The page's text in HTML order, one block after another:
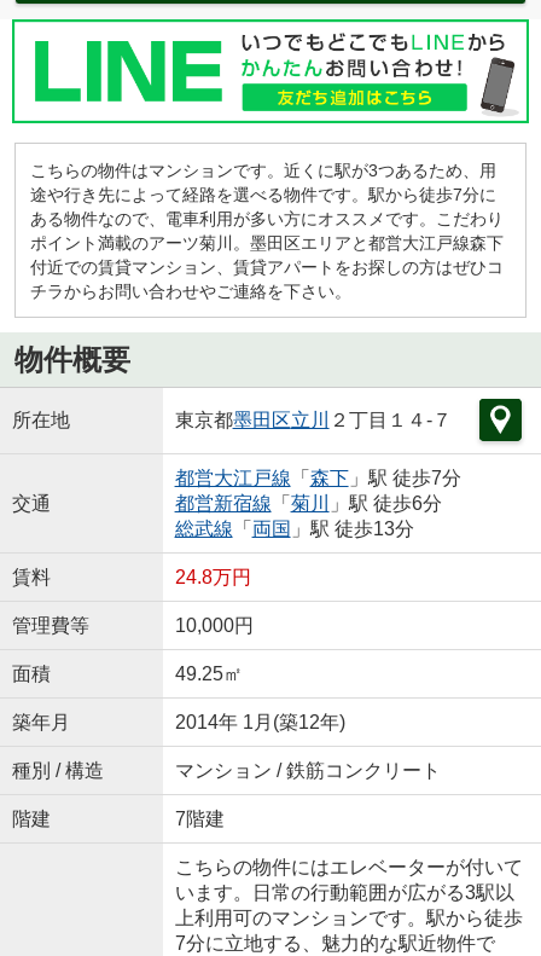
こちらの物件はマンションです。近くに駅が3つあるため、用
途や行き先によって経路を選べる物件です。駅から徒歩7分に
ある物件なので、電車利用が多い方にオススメです。こだわり
ポイント満載のアーツ菊川。墨田区エリアと都営大江戸線森下
付近での賃貸マンション、賃貸アパートをお探しの方はぜひコ
チラからお問い合わせやご連絡を下さい。
物件概要
所在地 東京都墨田区立川 ２丁目１４-７
交通
都営大江戸線 「 森下」駅 徒歩7分
都営新宿線 「 菊川
」駅 徒歩6分
総武線 「 両国 」駅 徒歩13分
賃料 24.8万円
管理費等 10,000円
面積 49.25㎡
築年月 2014年 1月(築12年)
種別 / 構造 マンション / 鉄筋コンクリート
階建 7階建
こちらの物件にはエレベーターが付いて
います。日常の行動範囲が広がる3駅以
上利用可のマンションです。駅から徒歩
7分に立地する、魅力的な駅近物件で